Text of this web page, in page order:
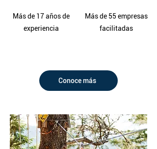
Más de 17 años de
experiencia
Más de 55 empresas
facilitadas
Conoce más